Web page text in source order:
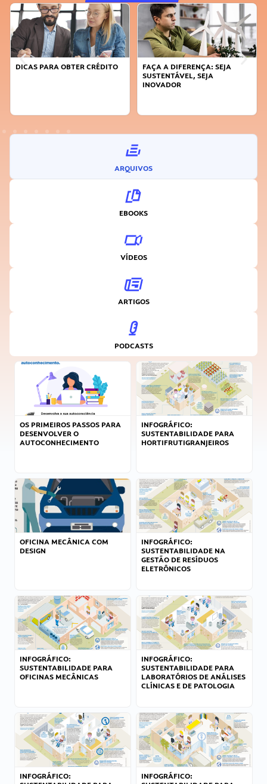
DICAS PARA OBTER CRÉDITO
FAÇA A DIFERENÇA: SEJA
SUSTENTÁVEL, SEJA
INOVADOR
ARQUIVOS
EBOOKS
VÍDEOS
ARTIGOS
PODCASTS
OS PRIMEIROS PASSOS PARA
DESENVOLVER O
AUTOCONHECIMENTO
INFOGRÁFICO:
SUSTENTABILIDADE PARA
HORTIFRUTIGRANJEIROS
OFICINA MECÂNICA COM
DESIGN
INFOGRÁFICO:
SUSTENTABILIDADE NA
GESTÃO DE RESÍDUOS
ELETRÔNICOS
INFOGRÁFICO:
SUSTENTABILIDADE PARA
OFICINAS MECÂNICAS
INFOGRÁFICO:
SUSTENTABILIDADE PARA
LABORATÓRIOS DE ANÁLISES
CLÍNICAS E DE PATOLOGIA
INFOGRÁFICO:
INFOGRÁFICO: